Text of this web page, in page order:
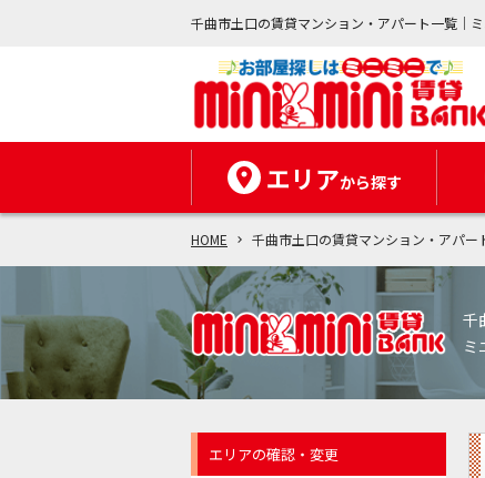
千曲市土口の賃貸マンション・アパート一覧｜
エリアから探す
HOME 千曲市土口の賃貸マンション・アパー
千
ミ
エリアの確認・変更